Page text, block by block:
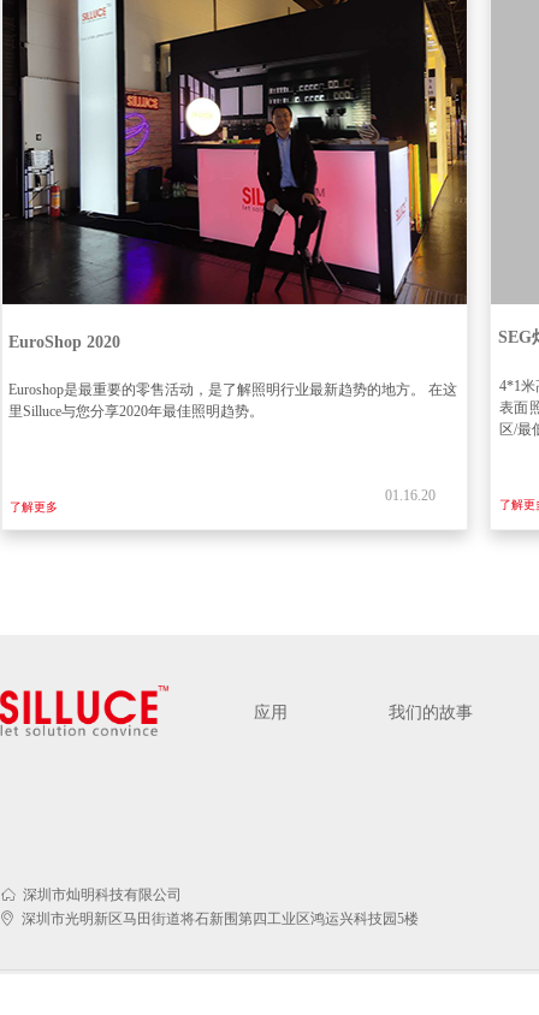
EuroShop 2020
Euroshop是最重要的零售活动，是了解照明行业最新趋势的地方。 在这
里Silluce与您分享2020年最佳照明趋势。
了解更多
01.16.20
了解更
4*1米
表面
区/最
SEG
ꀷ 深圳市光明新区马田街道将石新围第四工业区鸿运兴科技园5楼
我们的故事
应用
ꀇ 深圳市灿明科技有限公司